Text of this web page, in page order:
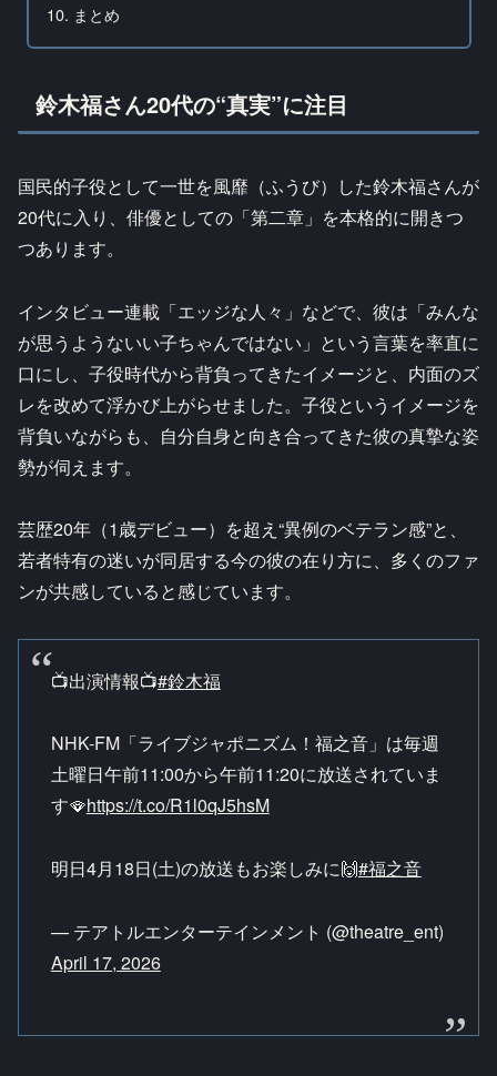
まとめ
鈴木福さん20代の“真実”に注目
国民的子役として一世を風靡（ふうび）した鈴木福さんが
20代に入り、俳優としての「第二章」を本格的に開きつ
つあります。
インタビュー連載「エッジな人々」などで、彼は「みんな
が思うようないい子ちゃんではない」という言葉を率直に
口にし、子役時代から背負ってきたイメージと、内面のズ
レを改めて浮かび上がらせました。子役というイメージを
背負いながらも、自分自身と向き合ってきた彼の真摯な姿
勢が伺えます。
芸歴20年（1歳デビュー）を超え“異例のベテラン感”と、
若者特有の迷いが同居する今の彼の在り方に、多くのファ
ンが共感していると感じています。
📺出演情報📺#鈴木福
NHK-FM「ライブジャポニズム！福之音」は毎週
土曜日午前11:00から午前11:20に放送されていま
す🪭https://t.co/R1l0qJ5hsM
明日4月18日(土)の放送もお楽しみに🙌#福之音
— テアトルエンターテインメント (@theatre_ent)
April 17, 2026